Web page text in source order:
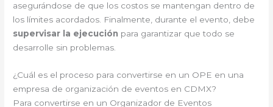
asegurándose de que los costos se mantengan dentro de
los límites acordados. Finalmente, durante el evento, debe
supervisar la ejecución para garantizar que todo se
desarrolle sin problemas.
¿Cuál es el proceso para convertirse en un OPE en una
empresa de organización de eventos en CDMX?
Para convertirse en un Organizador de Eventos